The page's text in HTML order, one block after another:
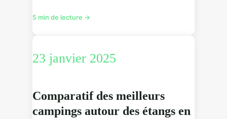
5 min de lecture →
23 janvier 2025
Comparatif des meilleurs
campings autour des étangs en